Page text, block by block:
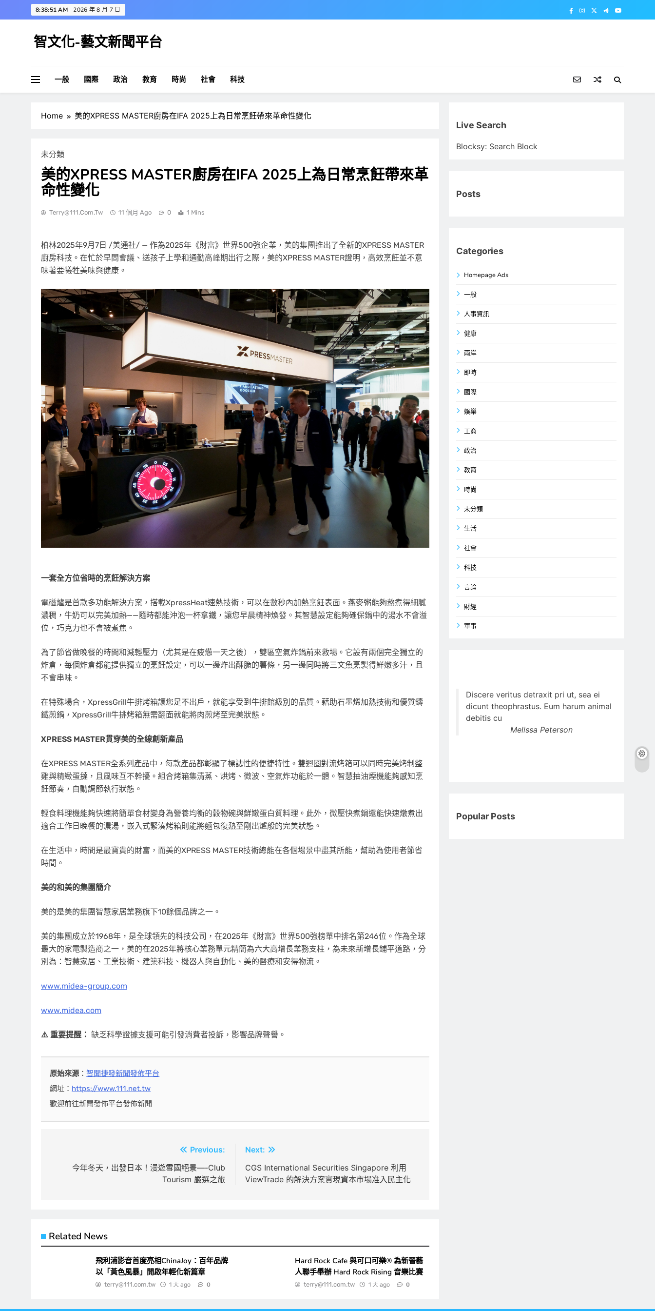
to
8:38:52 AM 2026 年 8 月 7 日
智文化-藝文新聞平台
一般 國際 政治 教育 時尚 社會 科技
Home 美的XPRESS MASTER廚房在IFA 2025上為日常烹飪帶來革命性變化
未分類
美的XPRESS MASTER廚房在IFA 2025上為日常烹飪帶來革
命性變化
Terry@111.com.tw 11 個月 Ago 0 1 Mins
柏林2025年9月7日 /美通社/ — 作為2025年《財富》世界500強企業，美的集團推出了全新的XPRESS MASTER
廚房科技。在忙於早間會議、送孩子上學和通勤高峰期出行之際，美的XPRESS MASTER證明，高效烹飪並不意
味著要犧牲美味與健康。
一套全方位省時的烹飪解決方案
電磁爐是首款多功能解決方案，搭載XpressHeat速熱技術，可以在數秒內加熱烹飪表面。燕麥粥能夠熬煮得細膩
濃稠，牛奶可以完美加熱——隨時都能沖泡一杯拿鐵，讓您早晨精神煥發。其智慧設定能夠確保鍋中的湯水不會溢
位，巧克力也不會被煮焦。
為了節省做晚餐的時間和減輕壓力（尤其是在疲憊一天之後），雙區空氣炸鍋前來救場。它設有兩個完全獨立的
炸倉，每個炸倉都能提供獨立的烹飪設定，可以一邊炸出酥脆的薯條，另一邊同時將三文魚烹製得鮮嫩多汁，且
不會串味。
在特殊場合，XpressGrill牛排烤箱讓您足不出戶，就能享受到牛排館級別的品質。藉助石墨烯加熱技術和優質鑄
鐵煎鍋，XpressGrill牛排烤箱無需翻面就能將肉煎烤至完美狀態。
XPRESS MASTER貫穿美的全線創新產品
在XPRESS MASTER全系列產品中，每款產品都彰顯了標誌性的便捷特性。雙迴圈對流烤箱可以同時完美烤制整
雞與精緻蛋撻，且風味互不幹擾。組合烤箱集清蒸、烘烤、微波、空氣炸功能於一體。智慧抽油煙機能夠感知烹
飪節奏，自動調節執行狀態。
輕食料理機能夠快速將簡單食材變身為營養均衡的穀物碗與鮮嫩蛋白質料理。此外，微壓快煮鍋還能快速燉煮出
適合工作日晚餐的濃湯，嵌入式緊湊烤箱則能將麵包復熱至剛出爐般的完美狀態。
在生活中，時間是最寶貴的財富，而美的XPRESS MASTER技術總能在各個場景中盡其所能，幫助為使用者節省
時間。
美的和美的集團簡介
美的是美的集團智慧家居業務旗下10餘個品牌之一。
美的集團成立於1968年，是全球領先的科技公司，在2025年《財富》世界500強榜單中排名第246位。作為全球
最大的家電製造商之一，美的在2025年將核心業務單元精簡為六大高增長業務支柱，為未來新增長鋪平道路，分
別為：智慧家居、工業技術、建築科技、機器人與自動化、美的醫療和安得物流。
www.midea-group.com
www.midea.com
⚠️ 重要提醒： 缺乏科學證據支援可能引發消費者投訴，影響品牌聲譽。
原始來源 ：智聞捷發新聞發佈平台
網址： https://www.111.net.tw
歡迎前往新聞發佈平台發佈新聞
Previous:
今年冬天，出發日本！漫遊雪國絕景—-Club
Tourism 嚴選之旅
Next:
CGS International Securities Singapore 利用
ViewTrade 的解決方案實現資本市場准入民主化
Related News
飛利浦影音首度亮相ChinaJoy：百年品牌
以「黃色風暴」開啟年輕化新篇章
terry@111.com.tw 1 天 ago 0
Hard Rock Cafe 與可口可樂® 為新晉藝
人聯手舉辦 Hard Rock Rising 音樂比賽
terry@111.com.tw 1 天 ago 0
Live Search
Blocksy: Search Block
Posts
Categories
Homepage Ads
一般
人事資訊
健康
兩岸
即時
國際
娛樂
工商
政治
教育
時尚
未分類
生活
社會
科技
言論
財經
軍事
Discere veritus detraxit pri ut, sea ei
dicunt theophrastus. Eum harum animal
debitis cu
Melissa Peterson
Popular Posts